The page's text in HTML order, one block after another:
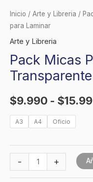
Inicio / Arte y Libreria /
para Laminar
Arte y Libreria
Pack Micas
$9.990 - $
A3 A4 Oficio
- +